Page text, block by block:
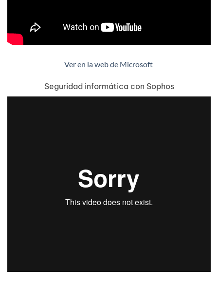
Ver en la web de Microsoft
Seguridad informática con Sophos